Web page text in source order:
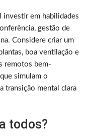
investir em habilidades
gestão de
Considere criar um
boa ventilação e
remotos bem-
simulam o
transição mental clara
todos?